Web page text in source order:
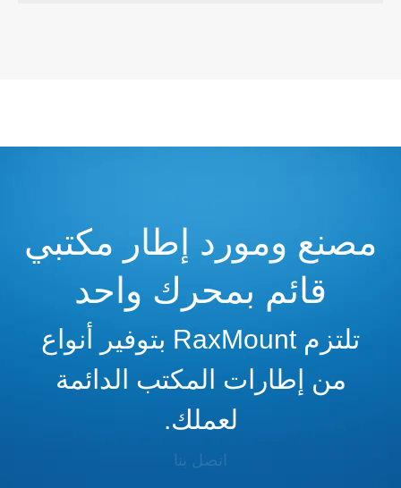
مصنع ومورد إطار مكتبي
قائم بمحرك واحد
تلتزم RaxMount بتوفير أنواع
من إطارات المكتب الدائمة
لعملك.
اتصل بنا